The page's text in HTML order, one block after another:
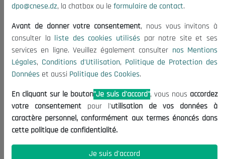
Mentions Légales
Conditions d'Utilisation
Politique de Protection des Données
Politique des Cookies
Nous Contacter
(+213) 021 98 01 00|01|02
contact@cnese.dz
Suggestions ou Initiatives ?
Newsletter
dernières nouvelles.
dpo@cnese.dz, la chatbox ou le formulaire de contact.
Avant de donner votre consentement, nous vous invitons à
consulter la liste des cookies utilisés par notre site et ses
services en ligne. Veuillez également consulter nos Mentions
Légales, Conditions d'Utilisation, Politique de Protection des
Données et aussi Politique des Cookies.
En cliquant sur le bouton"Je suis d'accord", vous nous accordez
votre consentement pour l'utilisation de vos données à
caractère personnel, conformément aux termes énoncés dans
cette politique de confidentialité.
Je suis d'accord